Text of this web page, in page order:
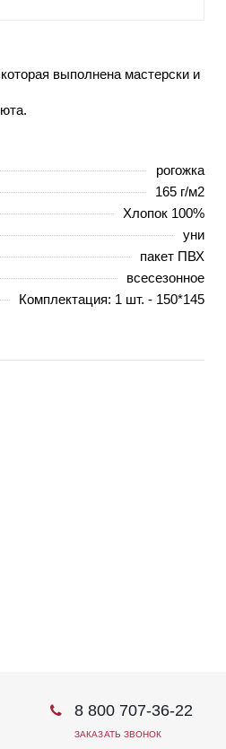
выполнена мастерски и
рогожка
165 г/м2
Хлопок 100%
уни
пакет ПВХ
всесезонное
Комплектация: 1 шт. - 150*145
8 800 707-36-22
ЗАКАЗАТЬ ЗВОНОК